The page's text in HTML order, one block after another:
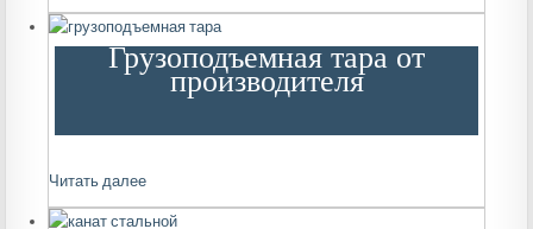
Грузоподъемная тара от
производителя
Читать далее